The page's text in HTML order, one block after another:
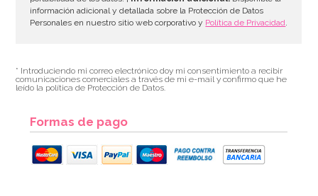
información adicional y detallada sobre la Protección de Datos
Personales en nuestro sitio web corporativo y Política de Privacidad.
* Introduciendo mi correo electrónico doy mi consentimiento a recibir
comunicaciones comerciales a través de mi e-mail y confirmo que he
leído la política de Protección de Datos.
Formas de pago